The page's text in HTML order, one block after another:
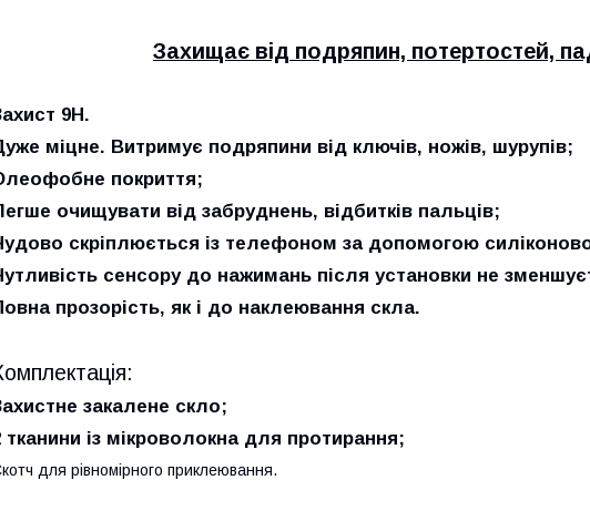
Захищає від подряпин, потертостей,
9Н.
міцне. Витримує подряпини від ключів, ножів, шурупів;
покриття;
очищувати від забруднень, відбитків пальців;
скріплюється із телефоном за допомогою
сенсору до нажимань після установки не
прозорість, як і до наклеювання скла.
закалене скло;
тканини із мікроволокна для протирання;
для рівномірного приклеювання.